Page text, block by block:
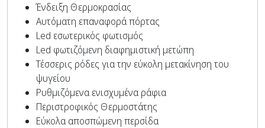
Ένδειξη Θερμοκρασίας
Αυτόματη επαναφορά πόρτας
Led εσωτερικός φωτισμός
Led φωτιζόμενη διαφημιστική μετώπη
Τέσσερις ρόδες για την εύκολη μετακίνηση του
ψυγείου
Ρυθμιζόμενα ενισχυμένα ράφια
Περιστροφικός Θερμοστάτης
Εύκολα αποσπώμενη περσίδα